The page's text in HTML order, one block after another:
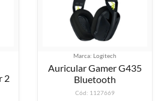
2
Marca: Logitech
Auricular Gamer G435
Bluetooth
Cód: 1127669